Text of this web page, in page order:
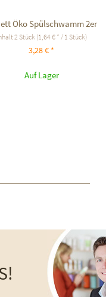
Öko Spülschwamm 2er
2 Stück (1,64 € * / 1 Stück)
3,28 € *
Auf Lager